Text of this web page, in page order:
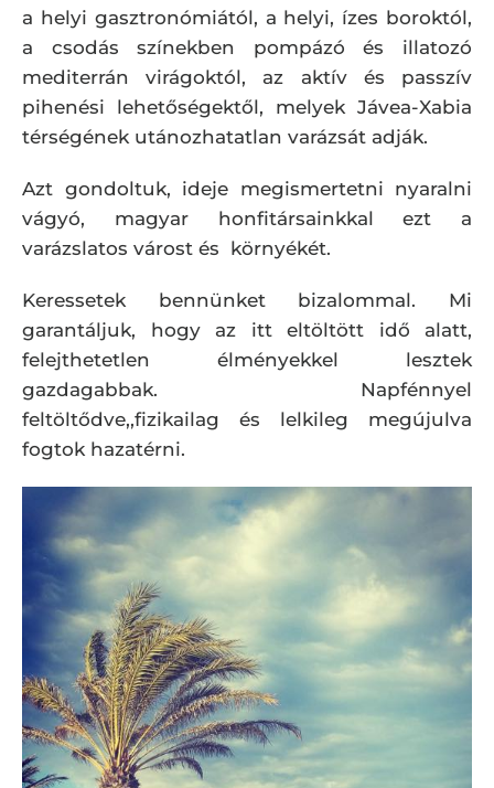
a helyi gasztronómiától, a helyi, ízes boroktól,
a csodás színekben pompázó és illatozó
mediterrán virágoktól, az aktív és passzív
pihenési lehetőségektől, melyek Jávea-Xabia
térségének utánozhatatlan varázsát adják.
Azt gondoltuk, ideje megismertetni nyaralni
vágyó, magyar honfitársainkkal ezt a
varázslatos várost és környékét.
Keressetek bennünket bizalommal. Mi
garantáljuk, hogy az itt eltöltött idő alatt,
felejthetetlen élményekkel lesztek
gazdagabbak. Napfénnyel
feltöltődve,,fizikailag és lelkileg megújulva
fogtok hazatérni.